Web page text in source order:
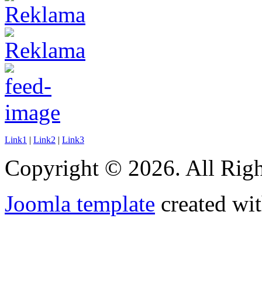
Link1 | Link2 | Link3
Copyright © 2026. All
Joomla template created